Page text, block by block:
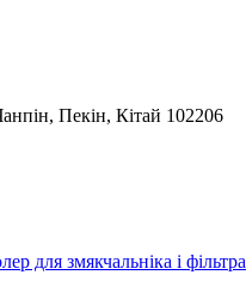
Пекін, Кітай 102206
для змякчальніка і фільтра